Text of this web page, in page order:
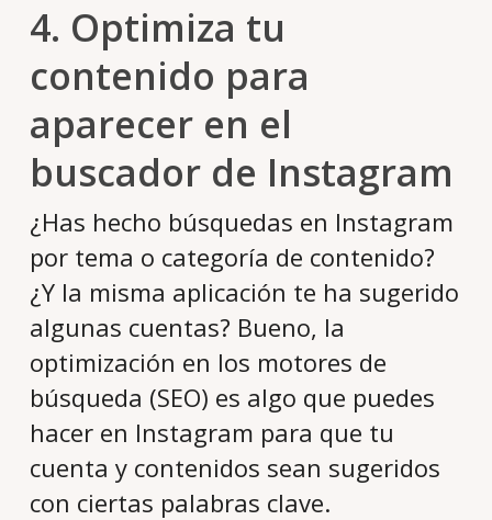
4. Optimiza tu
contenido para
aparecer en el
buscador de Instagram
¿Has hecho búsquedas en Instagram
por tema o categoría de contenido?
¿Y la misma aplicación te ha sugerido
algunas cuentas? Bueno, la
optimización en los motores de
búsqueda (SEO) es algo que puedes
hacer en Instagram para que tu
cuenta y contenidos sean sugeridos
con ciertas palabras clave.